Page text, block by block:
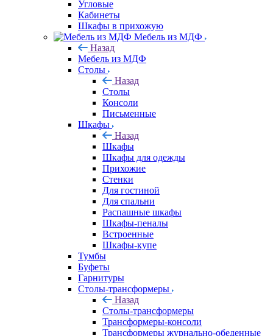
Угловые
Кабинеты
Шкафы в прихожую
Мебель из МДФ
Назад
Мебель из МДФ
Столы
Назад
Столы
Консоли
Письменные
Шкафы
Назад
Шкафы
Шкафы для одежды
Прихожие
Стенки
Для гостиной
Для спальни
Распашные шкафы
Шкафы-пеналы
Встроенные
Шкафы-купе
Тумбы
Буфеты
Гарнитуры
Столы-трансформеры
Назад
Столы-трансформеры
Трансформеры-консоли
Трансформеры журнально-обеденные